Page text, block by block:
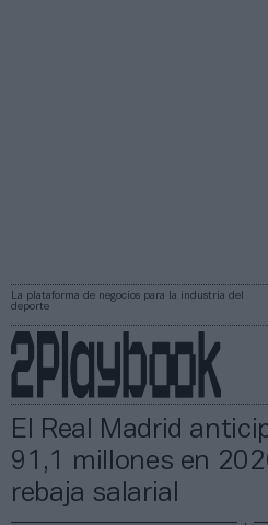
La plataforma de negocios para la industria del
deporte
El Real Madrid
91,1 millones en
rebaja salarial